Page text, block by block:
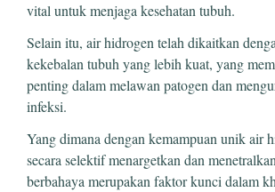
vital untuk menjaga kesehatan tubuh.
Selain itu, air hidrogen telah dikaitkan
kekebalan tubuh yang lebih kuat, yang
penting dalam melawan patogen dan
infeksi.
Yang dimana dengan kemampuan unik air
secara selektif menargetkan dan
berbahaya merupakan faktor kunci dalam